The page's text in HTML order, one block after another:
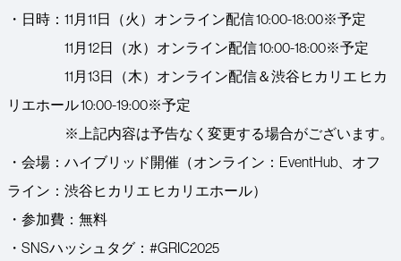
・日時：11月11日（火）オンライン配信 10:00-18:00※予定
11月12日（水）オンライン配信 10:00-18:00※予定
11月13日（木）オンライン配信＆渋谷ヒカリエ ヒカ
リエホール 10:00-19:00※予定
※上記内容は予告なく変更する場合がございます。
・会場：ハイブリッド開催（オンライン：EventHub、オフ
ライン：渋谷ヒカリエ ヒカリエホール）
・参加費：無料
・SNSハッシュタグ：#GRIC2025